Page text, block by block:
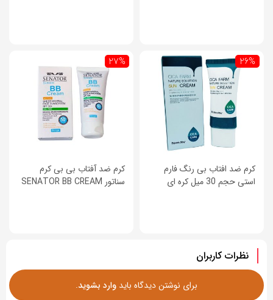
26%
کرم ضد افتاب بی رنگ فارم
استی حجم 30 میل کره ای
27%
کرم ضد آفتاب بی بی کرم
سناتور SENATOR BB CREAM
نظرات کاربران
برای نوشتن دیدگاه باید وارد بشوید.